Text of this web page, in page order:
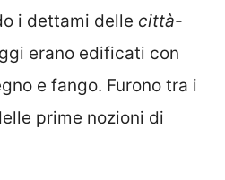
i dettami delle città-
erano edificati con
e fango. Furono tra i
prime nozioni di